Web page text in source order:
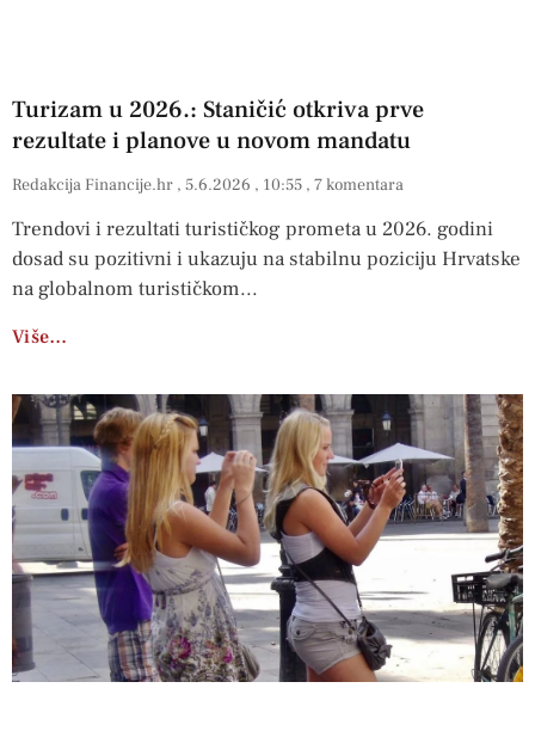
Turizam u 2026.: Staničić otkriva prve
rezultate i planove u novom mandatu
Redakcija Financije.hr 5.6.2026 10:55 7 komentara
Trendovi i rezultati turističkog prometa u 2026. godini
dosad su pozitivni i ukazuju na stabilnu poziciju Hrvatske
na globalnom turističkom
Više…